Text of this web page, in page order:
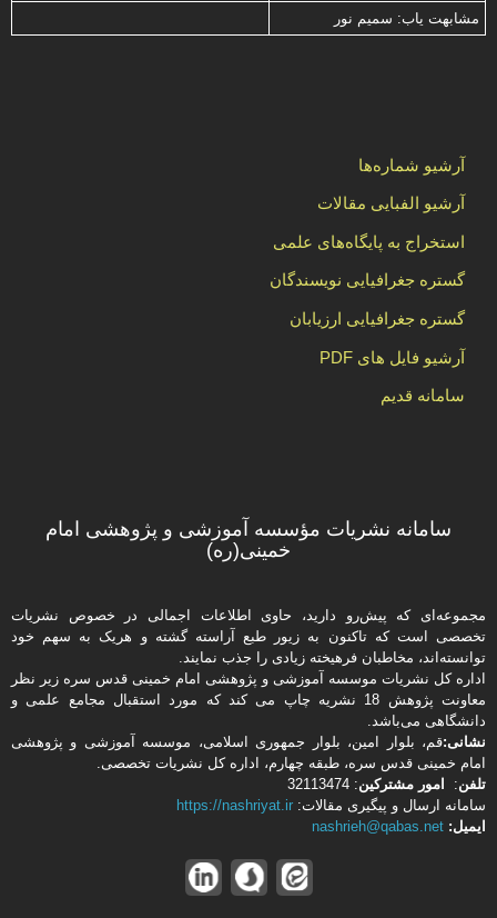
مشابهت ياب: سميم نور
آرشیو شماره‌ها
آرشیو الفبایی مقالات
استخراج به پایگاه‌های علمی
گستره جغرافیایی نویسندگان
گستره جغرافیایی ارزیابان
آرشیو فایل های PDF
سامانه قدیم
سامانه نشریات مؤسسه آموزشی و پژوهشی امام
خمینی(ره)
مجموعه‌ای که پیش‌رو دارید،‌ حاوی اطلاعات اجمالی در خصوص نشریات
تخصصی است که تاکنون به زیور طبع آراسته گشته و هریک به سهم خود
توانسته‌اند، مخاطبان فرهیخته‌ زیادی را جذب نمایند.
اداره كل نشریات موسسه آموزشی و پژوهشی امام خمینی قدس سره زیر نظر
معاونت پژوهش 18 نشریه چاپ می کند که مورد استقبال مجامع علمی و
دانشگاهی می‌باشد.
نشانی:قم، بلوار امین، بلوار جمهوری اسلامی، موسسه آموزشی و پژوهشی
امام خمینی قدس سره، طبقه چهارم، اداره كل نشریات تخصصی.
تلفن: امور مشتركین: 32113474
سامانه ارسال و پیگیری مقالات: https://nashriyat.ir
ایمیل: nashrieh@qabas.net